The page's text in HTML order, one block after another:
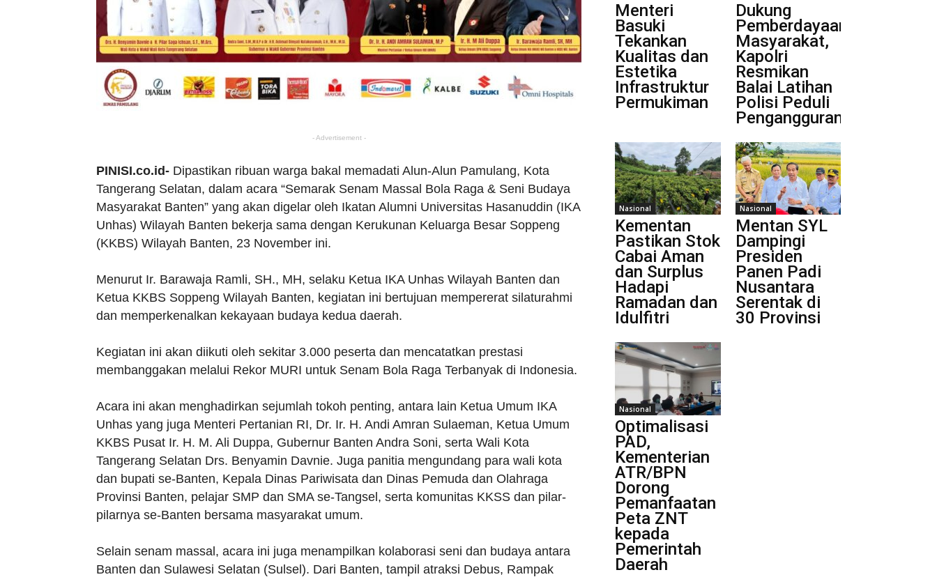
- Advertisement -
PINISI.co.id- Dipastikan ribuan warga bakal memadati Alun-Alun Pamulang, Kota
Tangerang Selatan, dalam acara “Semarak Senam Massal Bola Raga & Seni Budaya
Masyarakat Banten” yang akan digelar oleh Ikatan Alumni Universitas Hasanuddin (IKA
Unhas) Wilayah Banten bekerja sama dengan Kerukunan Keluarga Besar Soppeng
(KKBS) Wilayah Banten, 23 November ini.
Menurut Ir. Barawaja Ramli, SH., MH, selaku Ketua IKA Unhas Wilayah Banten dan
Ketua KKBS Soppeng Wilayah Banten, kegiatan ini bertujuan mempererat silaturahmi
dan memperkenalkan kekayaan budaya kedua daerah.
Kegiatan ini akan diikuti oleh sekitar 3.000 peserta dan mencatatkan prestasi
membanggakan melalui Rekor MURI untuk Senam Bola Raga Terbanyak di Indonesia.
Acara ini akan menghadirkan sejumlah tokoh penting, antara lain Ketua Umum IKA
Unhas yang juga Menteri Pertanian RI, Dr. Ir. H. Andi Amran Sulaeman, Ketua Umum
KKBS Pusat Ir. H. M. Ali Duppa, Gubernur Banten Andra Soni, serta Wali Kota
Tangerang Selatan Drs. Benyamin Davnie. Juga panitia mengundang para wali kota
dan bupati se-Banten, Kepala Dinas Pariwisata dan Dinas Pemuda dan Olahraga
Provinsi Banten, pelajar SMP dan SMA se-Tangsel, serta komunitas KKSS dan pilar-
pilarnya se-Banten bersama masyarakat umum.
Selain senam massal, acara ini juga menampilkan kolaborasi seni dan budaya antara
Banten dan Sulawesi Selatan (Sulsel). Dari Banten, tampil atraksi Debus, Rampak
Menteri
Basuki
Tekankan
Kualitas dan
Estetika
Infrastruktur
Permukiman
Dukung
Pemberdayaan
Masyarakat,
Kapolri
Resmikan
Balai Latihan
Polisi Peduli
Pengangguran
Nasional
Kementan
Pastikan Stok
Cabai Aman
dan Surplus
Hadapi
Ramadan dan
Idulfitri
Nasional
Mentan SYL
Dampingi
Presiden
Panen Padi
Nusantara
Serentak di
30 Provinsi
Nasional
Optimalisasi
PAD,
Kementerian
ATR/BPN
Dorong
Pemanfaatan
Peta ZNT
kepada
Pemerintah
Daerah